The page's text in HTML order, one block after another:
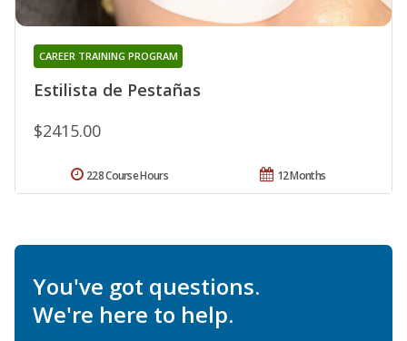
Estilista de Pestañas
CAREER TRAINING PROGRAM
$2415.00
12 Months
228 Course Hours
You've got questions.
We're here to help.